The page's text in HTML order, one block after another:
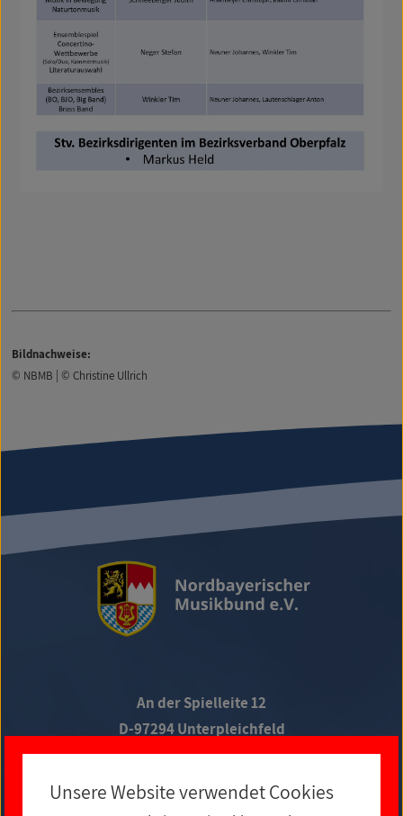
Bildnachweise:
© NBMB | © Christine Ullrich
An der Spielleite 12
D-97294 Unterpleichfeld
Telefon +49 9367 988 689-0
Unsere Website verwendet Cookies